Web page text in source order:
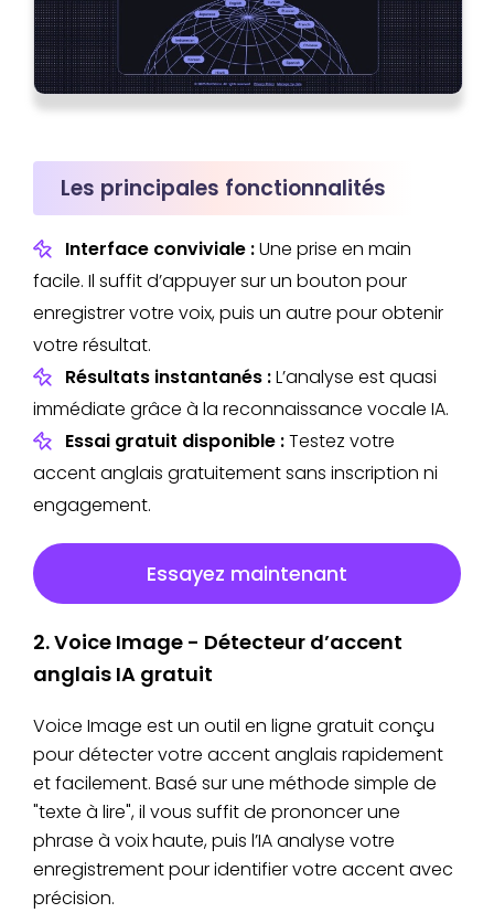
Les principales fonctionnalités
Interface conviviale :Une prise en main
facile. Il suffit d’appuyer sur un bouton pour
enregistrer votre voix, puis un autre pour obtenir
votre résultat.
Résultats instantanés :L’analyse est quasi
immédiate grâce à la reconnaissance vocale IA.
Essai gratuit disponible :Testez votre
accent anglais gratuitement sans inscription ni
engagement.
Essayez maintenant
2. Voice Image - Détecteur d’accent
anglais IA gratuit
Voice Image est un outil en ligne gratuit conçu
pour détecter votre accent anglais rapidement
et facilement. Basé sur une méthode simple de
"texte à lire", il vous suffit de prononcer une
phrase à voix haute, puis l’IA analyse votre
enregistrement pour identifier votre accent avec
précision.